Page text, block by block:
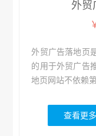
外贸
外贸广告落地页
的用于外贸广告
地页网站不依赖第
查看更多